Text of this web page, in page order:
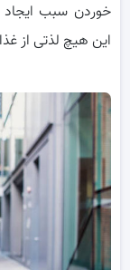
خوردن سبب ایجاد
این هیچ لذتی از